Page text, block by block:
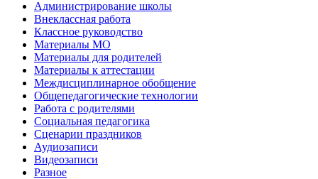
Администрирование школы
Внеклассная работа
Классное руководство
Материалы МО
Материалы для родителей
Материалы к аттестации
Междисциплинарное обобщение
Общепедагогические технологии
Работа с родителями
Социальная педагогика
Сценарии праздников
Аудиозаписи
Видеозаписи
Разное